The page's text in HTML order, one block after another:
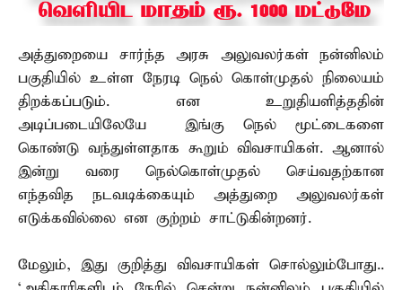
அத்துறையை சார்ந்த அரசு அலுவலர்கள் நன்னிலம்
பகுதியில் உள்ள நேரடி நெல் கொள்முதல் நிலையம்
திறக்கப்படும். என உறுதியளித்ததின்
அடிப்படையிலேயே இங்கு நெல் மூட்டைகளை
கொண்டு வந்துள்ளதாக கூறும் விவசாயிகள். ஆனால்
இன்று வரை நெல்கொள்முதல் செய்வதற்கான
எந்தவித நடவடிக்கையும் அத்துறை அலுவலர்கள்
எடுக்கவில்லை என குற்றம் சாட்டுகின்றனர்.
மேலும், இது குறித்து விவசாயிகள் சொல்லும்போது..